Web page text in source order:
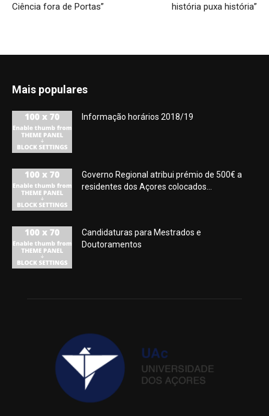
Ciência fora de Portas”
história puxa história”
Mais populares
Informação horários 2018/19
Governo Regional atribui prémio de 500€ a
residentes dos Açores colocados...
Candidaturas para Mestrados e
Doutoramentos